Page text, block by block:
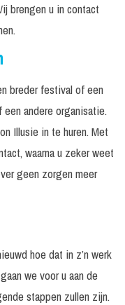
brengen u in contact
breder festival of een
andere organisatie.
Illusie in te huren. Met
waarna u zeker weet
geen zorgen meer
hoe dat in z’n werk
we voor u aan de
stappen zullen zijn.